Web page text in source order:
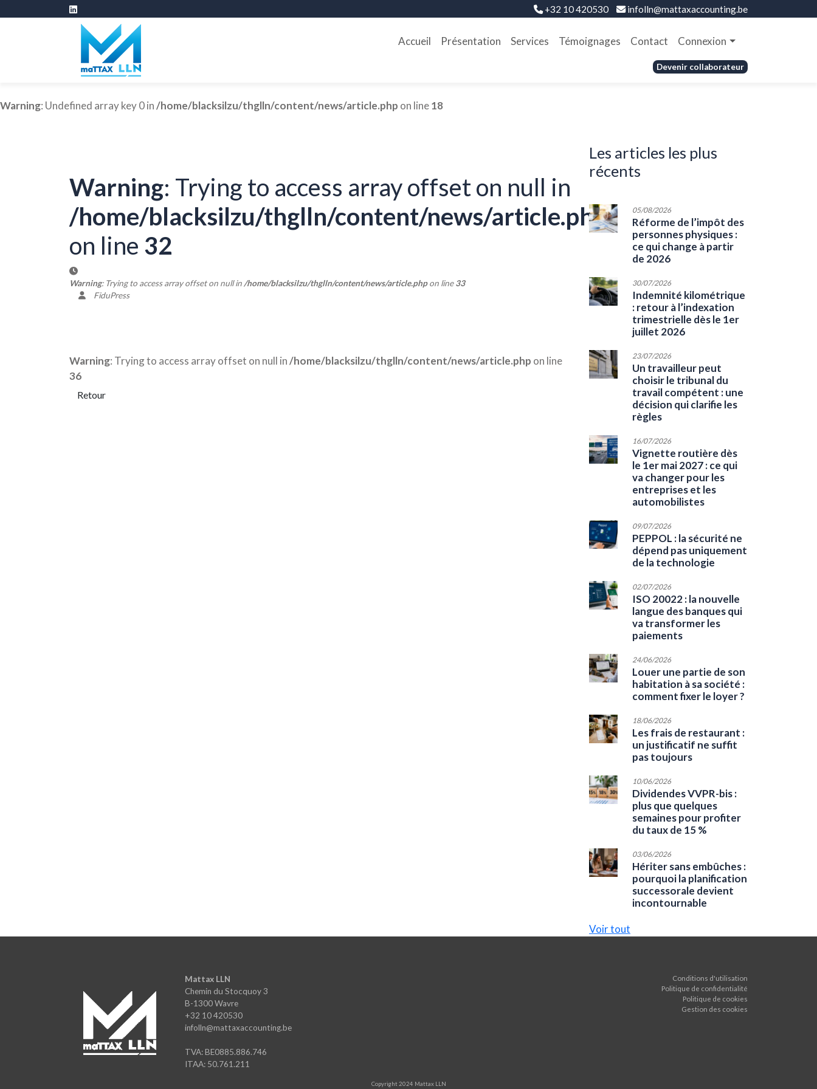
+32 10 420530 infolln@mattaxaccounting.be
Accueil Présentation Services Témoignages Contact Connexion
Devenir collaborateur
Warning: Undefined array key 0 in/home/blacksilzu/thglln/content/news/article.php on line18
Warning: Trying to access array offset on null in
/home/blacksilzu/thglln/content/news/article.php
on line 32
Warning: Trying to access array offset on null in /home/blacksilzu/thglln/content/news/article.phpon line33
FiduPress
Warning: Trying to access array offset on null in/home/blacksilzu/thglln/content/news/article.php on line
36
Retour
les articles les plus
récents
05/08/2026
Réforme de l’impôt des
personnes physiques :
ce qui change à partir
de 2026
30/07/2026
Indemnité kilométrique
: retour à l’indexation
trimestrielle dès le 1er
juillet 2026
23/07/2026
Un travailleur peut
choisir le tribunal du
travail compétent : une
décision qui clarifie les
règles
16/07/2026
Vignette routière dès
le 1er mai 2027 : ce qui
va changer pour les
entreprises et les
automobilistes
09/07/2026
PEPPOL : la sécurité ne
dépend pas uniquement
de la technologie
02/07/2026
ISO 20022 : la nouvelle
langue des banques qui
va transformer les
paiements
24/06/2026
Louer une partie de son
habitation à sa société :
comment fixer le loyer ?
18/06/2026
Les frais de restaurant :
un justificatif ne suffit
pas toujours
10/06/2026
Dividendes VVPR-bis :
plus que quelques
semaines pour profiter
du taux de 15 %
03/06/2026
Hériter sans embûches :
pourquoi la planification
successorale devient
incontournable
Voir tout
Mattax LLN
Chemin du Stocquoy 3
B-1300 Wavre
+32 10 420530
infolln@mattaxaccounting.be
TVA: BE0885.886.746
ITAA: 50.761.211
Conditions d'utilisation
Politique de confidentialité
Politique de cookies
Gestion des cookies
Copyright 2024 Mattax LLN